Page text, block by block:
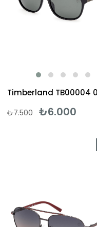
₺6.000
₺7.500